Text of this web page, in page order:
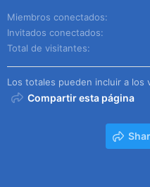
Miembros conectados
Invitados conectados
Total de visitantes
Los totales pueden incluir a los
Compartir esta página